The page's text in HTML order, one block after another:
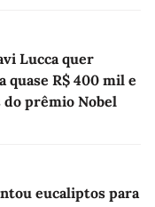
Lucca quer
quase R$ 400 mil e
do prêmio Nobel
eucaliptos para